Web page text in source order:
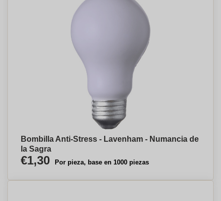
Bombilla Anti-Stress - Lavenham - Numancia de
la Sagra
€1,30 Por pieza, base en 1000 piezas